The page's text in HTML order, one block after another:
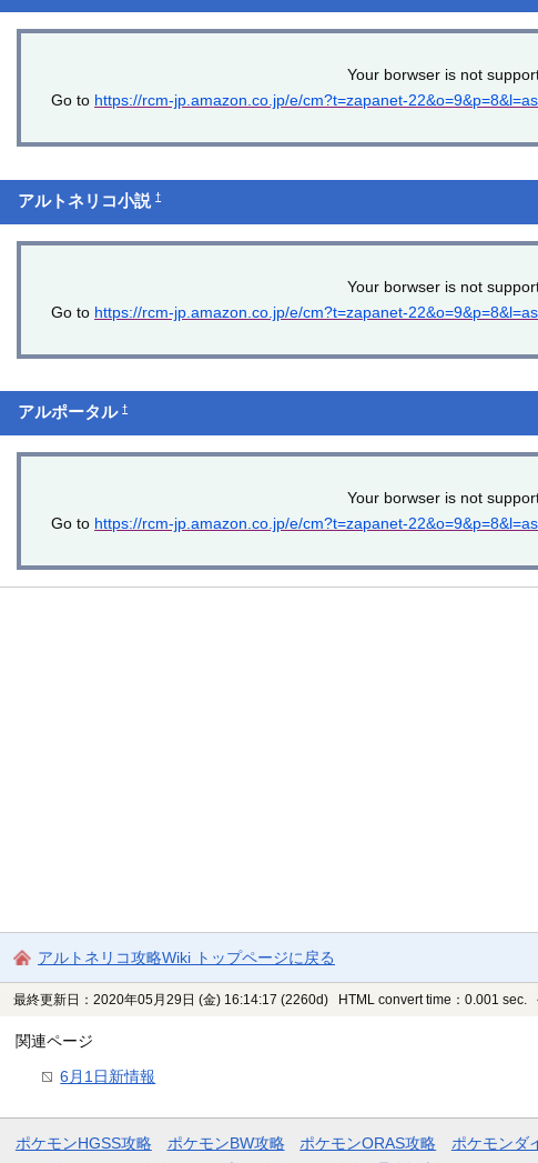
Your borwser is not
Go to https://rcm-jp.amazon.co.jp/e/cm?t=zapanet-
アルトネリコ小説†
Your borwser is not
Go to https://rcm-jp.amazon.co.jp/e/cm?t=zapanet-
アルポータル†
Your borwser is not
Go to https://rcm-jp.amazon.co.jp/e/cm?t=zapanet-
アルトネリコ攻略Wiki トップページに戻る
最終更新日：2020年05月29日 (金) 16:14:17 (2260d) HTML convert time：0.001 sec.
関連ページ
6月1日新情報
ポケモンHGSS攻略 ポケモンBW攻略 ポケモンORAS攻略 ポケモンダ